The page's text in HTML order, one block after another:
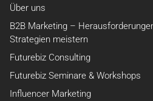
Über uns
B2B Marketing –
Strategien meistern
Futurebiz Consulting
Futurebiz Seminare & Workshops
Influencer Marketing